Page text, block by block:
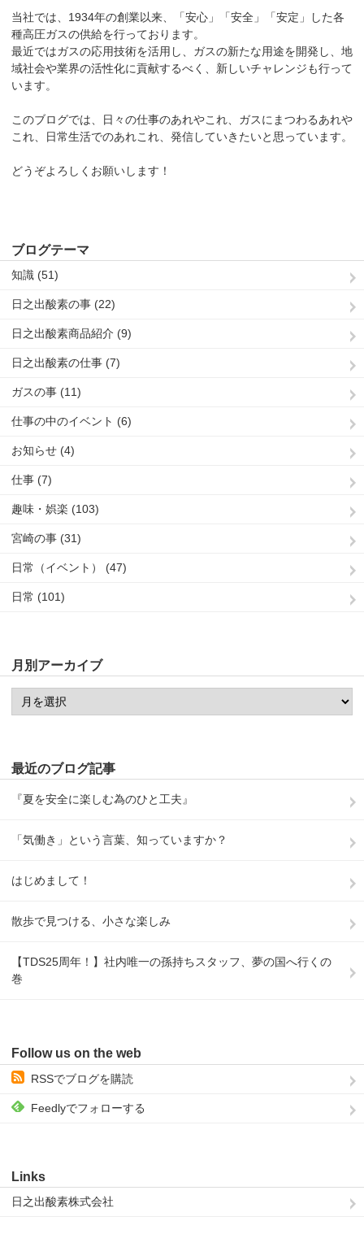
当社では、1934年の創業以来、「安心」「安全」「安定」した各
種高圧ガスの供給を行っております。
最近ではガスの応用技術を活用し、ガスの新たな用途を開発し、地
域社会や業界の活性化に貢献するべく、新しいチャレンジも行って
います。
このブログでは、日々の仕事のあれやこれ、ガスにまつわるあれや
これ、日常生活でのあれこれ、発信していきたいと思っています。
どうぞよろしくお願いします！
ブログテーマ
知識 (51)
日之出酸素の事 (22)
日之出酸素商品紹介 (9)
日之出酸素の仕事 (7)
ガスの事 (11)
仕事の中のイベント (6)
お知らせ (4)
仕事 (7)
趣味・娯楽 (103)
宮崎の事 (31)
日常（イベント） (47)
日常 (101)
月別アーカイブ
最近のブログ記事
『夏を安全に楽しむ為のひと工夫』
「気働き」という言葉、知っていますか？
はじめまして！
散歩で見つける、小さな楽しみ
【TDS25周年！】社内唯一の孫持ちスタッフ、夢の国へ行くの
巻
Follow us on the web
RSSでブログを購読
Feedlyでフォローする
Links
日之出酸素株式会社